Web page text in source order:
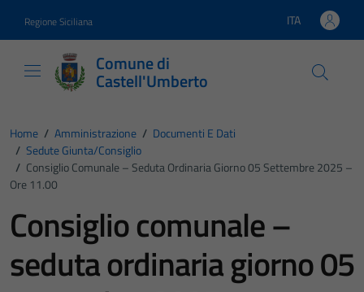
Regione Siciliana Lingua attiva:
ITA
Comune di
Castell'Umberto
Home / Amministrazione / Documenti E Dati
/ Sedute Giunta/consiglio
/ Consiglio Comunale – Seduta Ordinaria Giorno 05 Settembre 2025 –
Ore 11.00
Consiglio comunale –
seduta ordinaria giorno 05